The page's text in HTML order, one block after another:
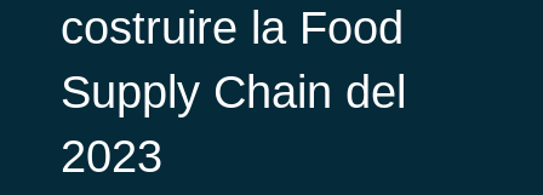
costruire la Food
Supply Chain del
2023